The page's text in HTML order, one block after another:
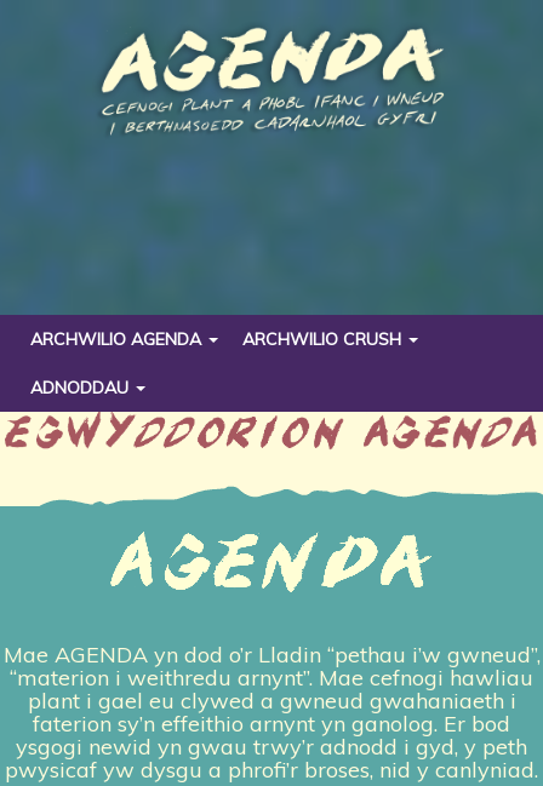
ARCHWILIO AGENDA ARCHWILIO CRUSH
ADNODDAU
Mae AGENDA yn dod o’r Lladin “pethau i’w gwneud”,
“materion i weithredu arnynt”. Mae cefnogi hawliau
plant i gael eu clywed a gwneud gwahaniaeth i
faterion sy’n effeithio arnynt yn ganolog. Er bod
ysgogi newid yn gwau trwy’r adnodd i gyd, y peth
pwysicaf yw dysgu a phrofi’r broses, nid y canlyniad.